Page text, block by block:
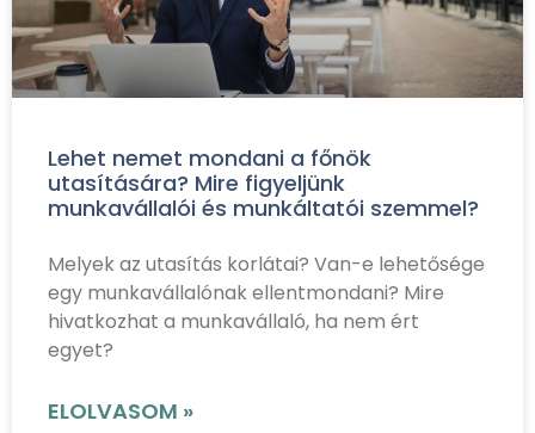
Lehet nemet mondani a főnök
utasítására? Mire figyeljünk
munkavállalói és munkáltatói szemmel?
Melyek az utasítás korlátai? Van-e lehetősége
egy munkavállalónak ellentmondani? Mire
hivatkozhat a munkavállaló, ha nem ért
egyet?
ELOLVASOM »